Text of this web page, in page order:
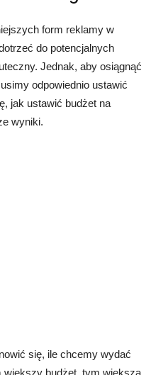
form reklamy w
do potencjalnych
Jednak, aby osiągnąć
odpowiednio ustawić
jak ustawić budżet na
wyniki.
się, ile chcemy wydać
większy budżet, tym większa